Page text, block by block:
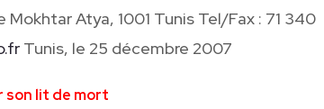
Atya, 1001 Tunis Tel/Fax : 71 340
Tunis, le 25 décembre 2007
son lit de mort